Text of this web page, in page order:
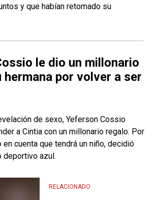
y que habían retomado su
le dio un millonario
hermana por volver a ser
de sexo, Yeferson Cossio
a Cintia con un millonario regalo. Por
en cuenta que tendrá un niño, decidió
deportivo azul.
RELACIONADO